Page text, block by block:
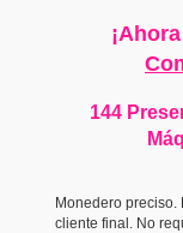
144
Monedero preciso.
cliente final. No